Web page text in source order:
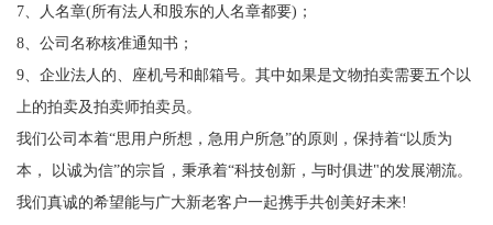
7、人名章(所有法人和股东的人名章都要)；
8、公司名称核准通知书；
9、企业法人的、座机号和邮箱号。其中如果是文物拍卖需要五个以
上的拍卖及拍卖师拍卖员。
我们公司本着“思用户所想，急用户所急”的原则，保持着“以质为
本， 以诚为信”的宗旨，秉承着“科技创新，与时俱进"的发展潮流。
我们真诚的希望能与广大新老客户一起携手共创美好未来!